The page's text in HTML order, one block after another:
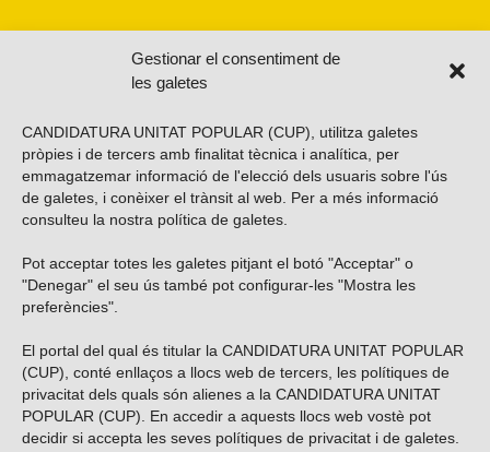
Gestionar el consentiment de
les galetes
CANDIDATURA UNITAT POPULAR (CUP), utilitza galetes
pròpies i de tercers amb finalitat tècnica i analítica, per
emmagatzemar informació de l'elecció dels usuaris sobre l'ús
de galetes, i conèixer el trànsit al web. Per a més informació
consulteu la nostra política de galetes
Pot acceptar totes les galetes pitjant el botó "Acceptar" o
"Denegar" el seu ús també pot configurar-les "Mostra les
preferències".
El portal del qual és titular la CANDIDATURA UNITAT POPULAR
(CUP), conté enllaços a llocs web de tercers, les polítiques de
privacitat dels quals són alienes a la CANDIDATURA UNITAT
POPULAR (CUP). En accedir a aquests llocs web vostè pot
decidir si accepta les seves polítiques de privacitat i de galetes.
Vols subscriure’t al nostre butlletí?
ENVIAR